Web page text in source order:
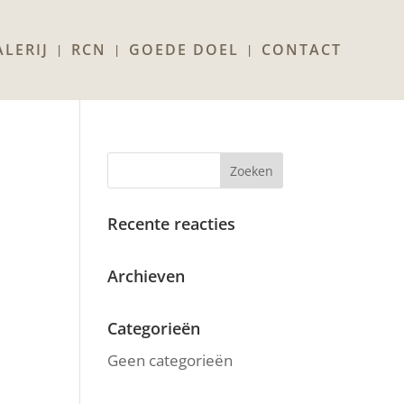
RCN GOEDE DOEL CONTACT
Recente reacties
Archieven
Categorieën
Geen categorieën